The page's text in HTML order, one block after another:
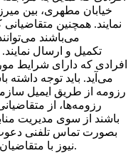
نمایند. همچنین
می‌باشند
افرادی که دارای شرایط
می‌آید. باید توجه
رزومه از طریق ایمیل
رزومه‌ها، از
باشند از سوی مدیریت
بصورت تماس تلفنی دعوت
نیوز با متقاضیان از طریق پیامک یا ایمیل تماس نمی‌گیرد.